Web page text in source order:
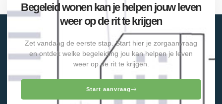
Begeleid wonen kan je helpen jouw leven
weer op de rit te krijgen
Zet vandaag de eerste stap. Start hier je zorgaanvraag
en ontdek welke begeleiding jou kan helpen je leven
weer op de rit te krijgen.
Start aanvraag